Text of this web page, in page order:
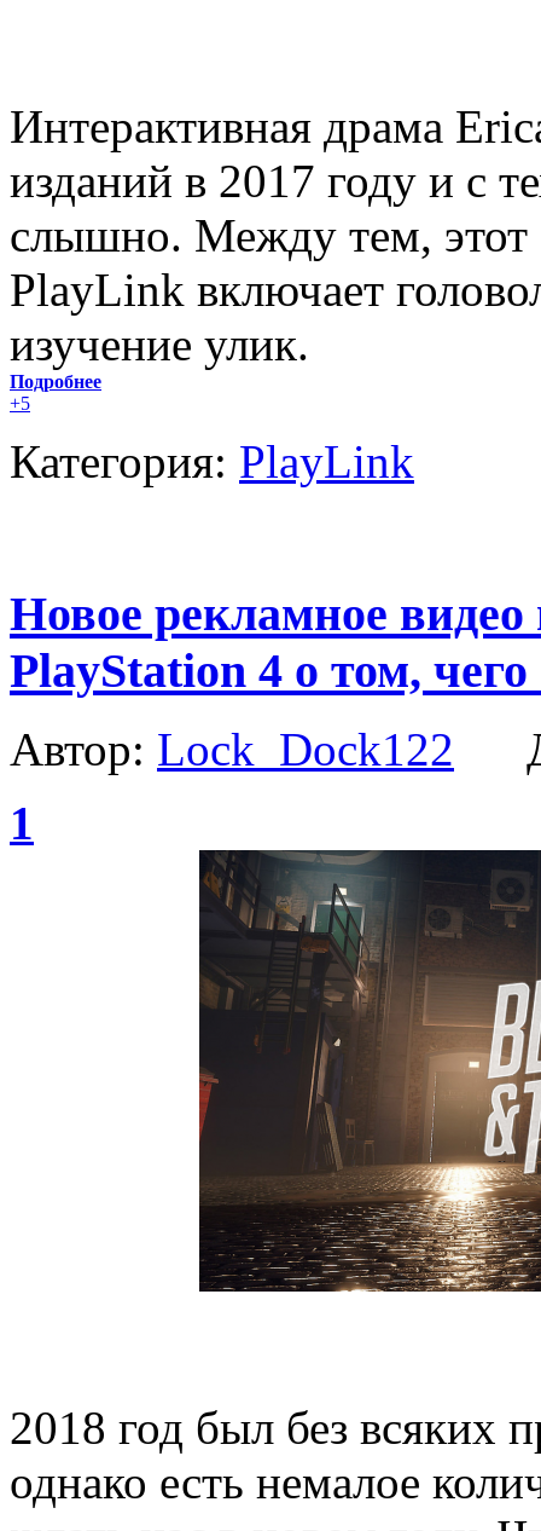
Интерактивная драма
изданий в 2017 году и с
слышно. Между тем, этот
PlayLink включает
изучение улик.
Подробнее
+5
Категория: PlayLink
Новое рекламное
PlayStation 4 о том,
Автор: Lock_Dock122
1
2018 год был без всяких
однако есть немалое